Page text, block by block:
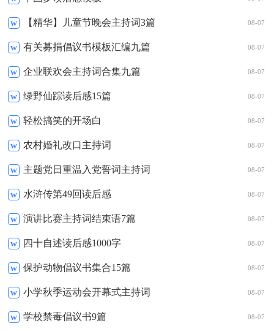
w 【精华】儿童节晚会主持词3篇 08-07
w 有关募捐倡议书模板汇编九篇 08-07
w 企业联欢会主持词合集九篇 08-07
w 绿野仙踪读后感15篇 08-07
w 轻松搞笑的开场白 08-07
w 农村婚礼改口主持词 08-07
w 主题党日重温入党誓词主持词 08-07
w 水浒传第49回读后感 08-07
w 演讲比赛主持词结束语7篇 08-07
w 四十自述读后感1000字 08-07
w 保护动物倡议书集合15篇 08-07
w 小学秋季运动会开幕式主持词 08-07
w 学校禁毒倡议书9篇 08-07